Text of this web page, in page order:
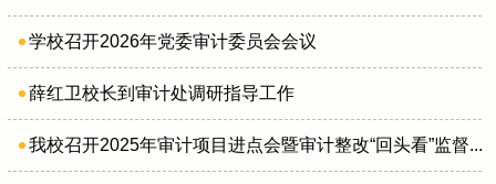
学校召开2026年党委审计委员会会议
薛红卫校长到审计处调研指导工作
我校召开2025年审计项目进点会暨审计整改“回头看”监督...